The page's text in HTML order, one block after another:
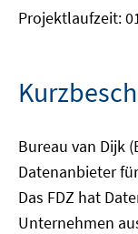
Projektlaufzeit:
Bureau van Dijk
Datenanbieter
Das FDZ hat
Unternehmen